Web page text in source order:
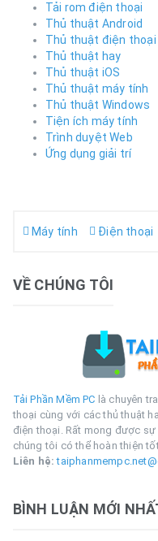
Tải rom điện thoại
Thủ thuật Android
Thủ thuật điện thoại
Thủ thuật hay
Thủ thuật iOS
Thủ thuật máy tính
Thủ thuật Windows
Tiện ích máy tính
Trình duyệt Web
Ứng dụng giải trí
Máy tính Điện thoại
VỀ CHÚNG TÔI
Tải Phần Mềm PC là chuyên
thoại cùng với các thủ thuật
điện thoại. Rất mong được
chúng tôi có thể hoàn thiện
Liên hệ:
BÌNH LUẬN MỚI